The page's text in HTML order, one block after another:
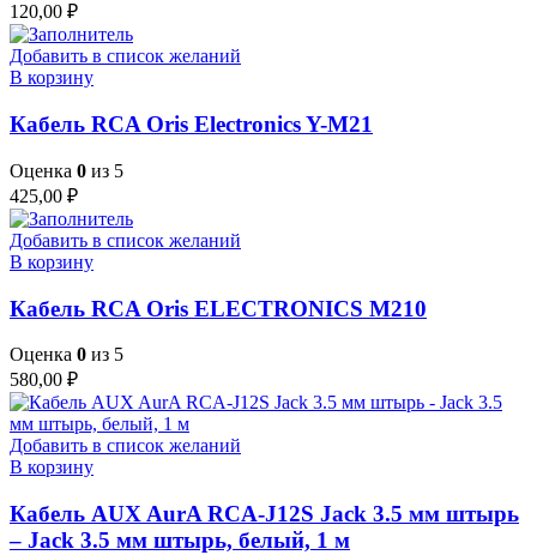
120,00 ₽
Добавить в список желаний
В корзину
Кабель RCA Oris Electronics Y-M21
Оценка 0 из 5
425,00 ₽
Добавить в список желаний
В корзину
Кабель RCA Oris ELECTRONICS M210
Оценка 0 из 5
580,00 ₽
Добавить в список желаний
В корзину
Кабель AUX AurA RCA-J12S Jack 3.5 мм штырь
– Jack 3.5 мм штырь, белый, 1 м